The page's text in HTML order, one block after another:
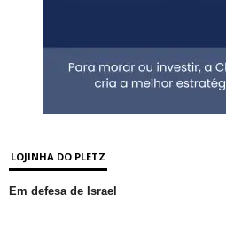
LOJINHA DO PLETZ
Em defesa de Israel